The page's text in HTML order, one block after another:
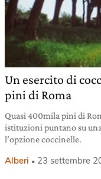
Un esercito di
pini di Roma
Quasi 400mila pini di
istituzioni puntano su
l’opzione coccinelle.
Alberi 23 settembre